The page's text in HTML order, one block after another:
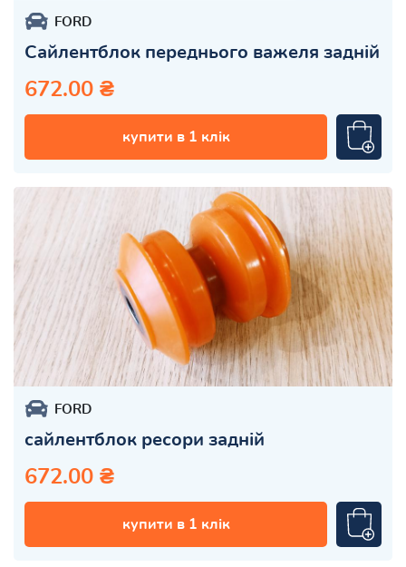
FORD
Сайлентблок переднього важеля задній
672.00 ₴
купити в 1 клік
FORD
сайлентблок ресори задній
672.00 ₴
купити в 1 клік